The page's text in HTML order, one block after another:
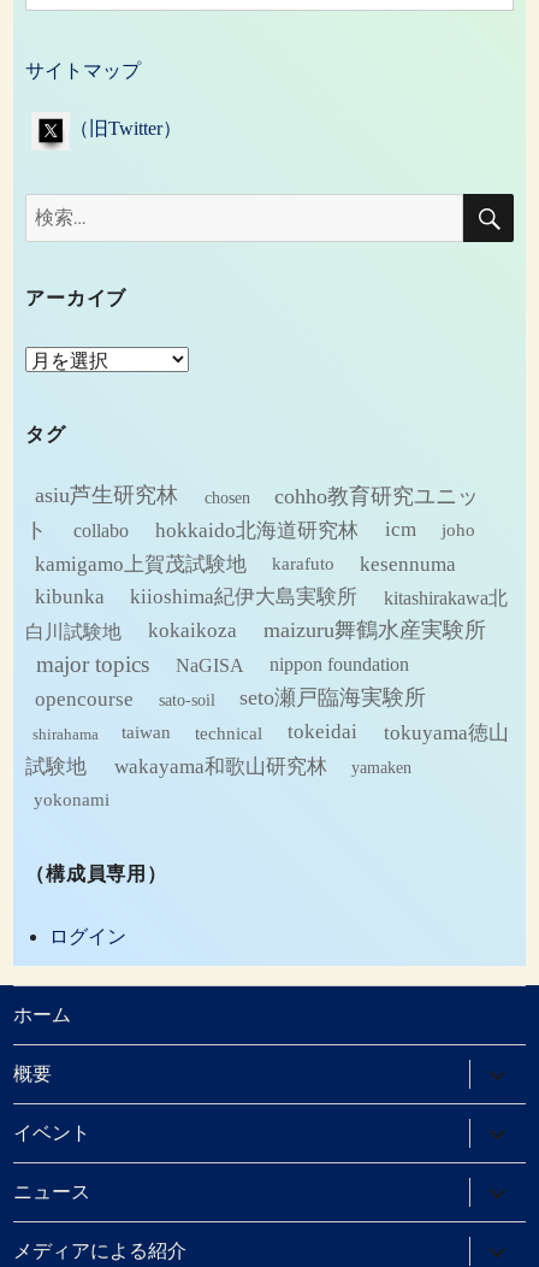
サイトマップ
（旧Twitter）
検
索:
検
アーカイブ
ア
カ
ブ
タグ
asiu芦生研究林 chosen
cohho教育研究ユニッ
ト
collabo hokkaido北海道研究林 icm joho
kamigamo上賀茂試験地 karafuto
kesennuma
kibunka
kiioshima紀伊大島実験所
kitashirakawa北
白川試験地
kokaikoza maizuru舞鶴水産実験所
major topics NaGISA nippon foundation
opencourse sato-soil seto瀬戸臨海実験所
shirahama taiwan technical tokeidai
tokuyama徳山
試験地
wakayama和歌山研究林
yamaken
yokonami
（構成員専用）
ログイン
ホーム
概要
ブ
メ
ニ
ュ
ー
を
展
開
イベント
ブ
メ
ニ
ュ
ー
を
展
ニュース
ブ
メ
ニ
ュ
メディアによる紹介